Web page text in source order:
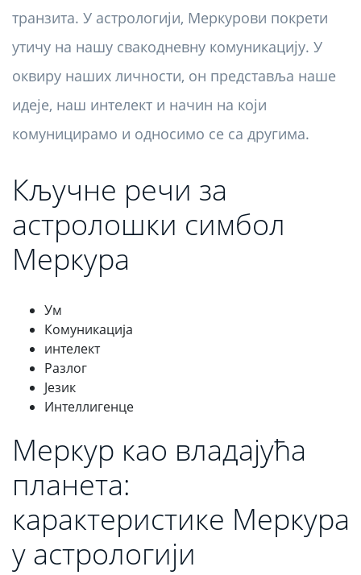
транзита. У астрологији, Меркурови покрети
утичу на нашу свакодневну комуникацију. У
оквиру наших личности, он представља наше
идеје, наш интелект и начин на који
комуницирамо и односимо се са другима.
Кључне речи за
астролошки симбол
Меркура
Ум
Комуникација
интелект
Разлог
Језик
Интеллигенце
Меркур као владајућа
планета:
карактеристике Меркура
у астрологији